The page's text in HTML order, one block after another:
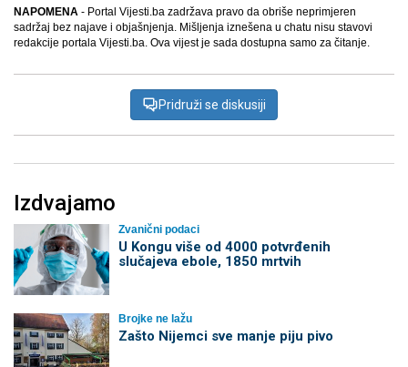
NAPOMENA - Portal Vijesti.ba zadržava pravo da obriše neprimjeren
sadržaj bez najave i objašnjenja. Mišljenja iznešena u chatu nisu stavovi
redakcije portala Vijesti.ba. Ova vijest je sada dostupna samo za čitanje.
Pridruži se diskusiji
Izdvajamo
Zvanični podaci
U Kongu više od 4000 potvrđenih
slučajeva ebole, 1850 mrtvih
Brojke ne lažu
Zašto Nijemci sve manje piju pivo